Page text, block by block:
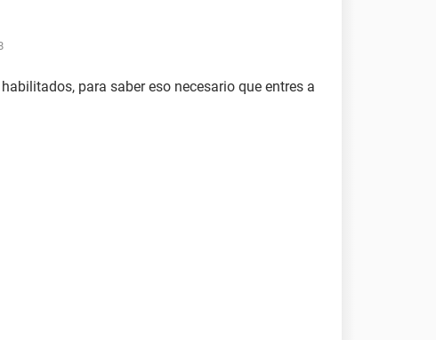
para saber eso necesario que entres a